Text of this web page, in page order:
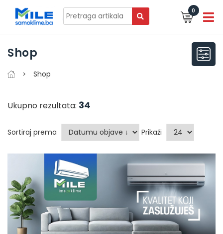
0
Shop
Shop
Ukupno rezultata: 34
Sortiraj prema Prikaži